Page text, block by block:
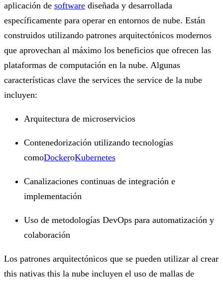
aplicación de software diseñada y desarrollada
específicamente para operar en entornos de nube. Están
construidos utilizando patrones arquitectónicos modernos
que aprovechan al máximo los beneficios que ofrecen las
plataformas de computación en la nube. Algunas
características clave the services the service de la nube
incluyen:
Arquitectura de microservicios
Contenedorización utilizando tecnologías
comoDockeroKubernetes
Canalizaciones continuas de integración e
implementación
Uso de metodologías DevOps para automatización y
colaboración
Los patrones arquitectónicos que se pueden utilizar al crear
this nativas this la nube incluyen el uso de mallas de